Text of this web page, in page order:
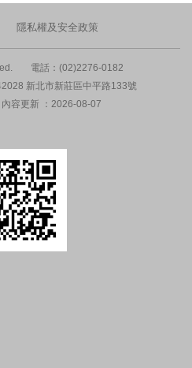
隱私權及安全政策
電話：(02)2276-0182
新北市新莊區中平路133號
內容更新 ：2026-08-07